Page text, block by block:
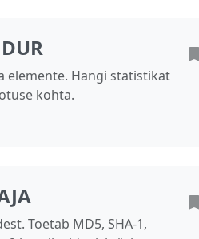
elemente. Hangi statistikat
kohta.
Toetab MD5, SHA-1,